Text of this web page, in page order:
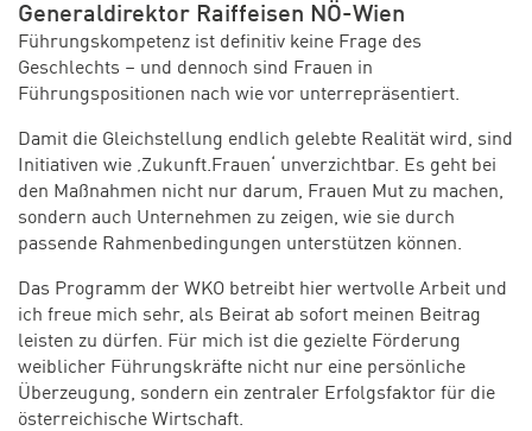
Generaldirektor Raiffeisen NÖ-Wien
Führungskompetenz ist definitiv keine Frage des
Geschlechts – und dennoch sind Frauen in
Führungspositionen nach wie vor unterrepräsentiert.
Damit die Gleichstellung endlich gelebte Realität wird, sind
Initiativen wie ‚Zukunft.Frauen‘ unverzichtbar. Es geht bei
den Maßnahmen nicht nur darum, Frauen Mut zu machen,
sondern auch Unternehmen zu zeigen, wie sie durch
passende Rahmenbedingungen unterstützen können.
Das Programm der WKO betreibt hier wertvolle Arbeit und
ich freue mich sehr, als Beirat ab sofort meinen Beitrag
leisten zu dürfen. Für mich ist die gezielte Förderung
weiblicher Führungskräfte nicht nur eine persönliche
Überzeugung, sondern ein zentraler Erfolgsfaktor für die
österreichische Wirtschaft.